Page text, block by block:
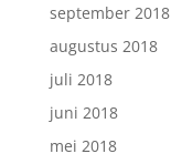
september 2018
augustus 2018
juli 2018
juni 2018
mei 2018